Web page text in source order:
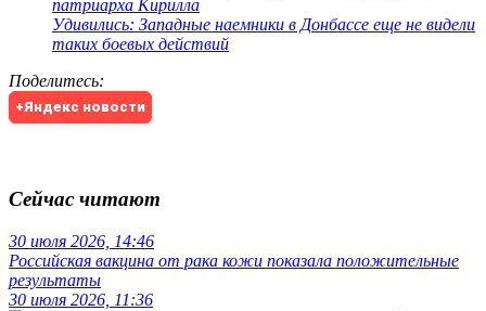
патриарха Кирилла
Удивились: Западные наемники в Донбассе еще не видели
таких боевых действий
Поделитесь:
+Яндекс новости
Сейчас читают
30 июля 2026, 14:46
Российская вакцина от рака кожи показала положительные
результаты
30 июля 2026, 11:36